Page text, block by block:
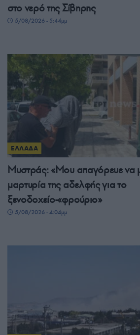
στο νερό της Σίβηρης
5/08/2026 - 5:44μμ
ΕΛΛΑΔΑ
Μυστράς: «Μου απαγόρευε να
μαρτυρία της αδελφής για το
ξενοδοχείο-«φρούριο»
5/08/2026 - 4:04μμ